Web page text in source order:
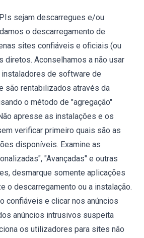
sejam descarregues e/ou
o descarregamento de
sites confiáveis e oficiais (ou
diretos. Aconselhamos a não usar
de software de
são rentabilizados através da
o método de "agregação"
apresse as instalações e os
verificar primeiro quais são as
disponíveis. Examine as
"Avançadas" e outras
desmarque somente aplicações
o descarregamento ou a instalação.
confiáveis e clicar nos anúncios
anúncios intrusivos suspeita
os utilizadores para sites não